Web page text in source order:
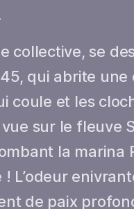
collective, se
qui abrite
coule et les
vue sur le fleuve
la
L’odeur
de paix